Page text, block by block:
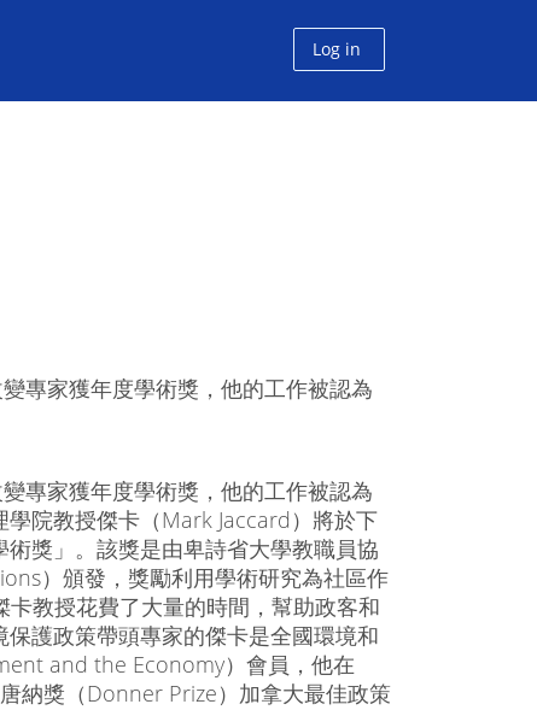
Log in
專家獲年度學術獎，他的工作被認為
專家獲年度學術獎，他的工作被認為
院教授傑卡（Mark Jaccard）將於下
獎」。該獎是由卑詩省大學教職員協
）頒發，獎勵利用學術研究為社區作
教授花費了大量的時間，幫助政客和
護政策帶頭專家的傑卡是全國環境和
and the Economy）會員，他在
納獎（Donner Prize）加拿大最佳政策